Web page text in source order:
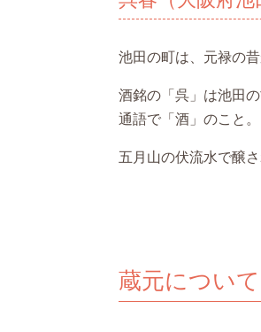
池田の町は、元禄の
酒銘の「呉」は池田
通語で「酒」のこと。
五月山の伏流水で醸
蔵元について